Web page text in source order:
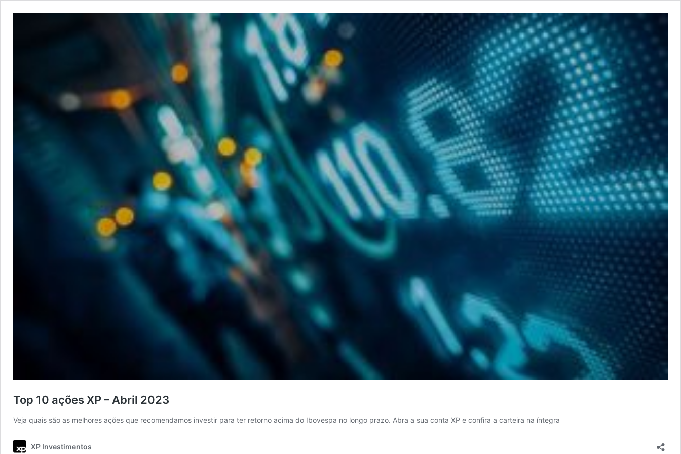
Top 10 ações XP – Abril 2023
Veja quais são as melhores ações que recomendamos investir para ter retorno acima do Ibovespa no longo prazo. Abra a sua conta XP e confira a carteira na íntegra
XP Investimentos